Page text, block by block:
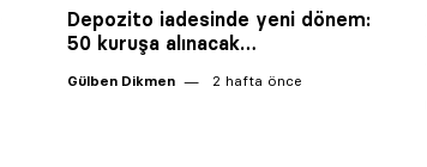
Depozito iadesinde yeni dönem:
50 kuruşa alınacak…
Gülben Dikmen 2 hafta önce